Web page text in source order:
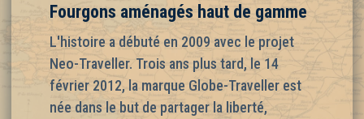
Fourgons aménagés haut de gamme
L'histoire a débuté en 2009 avec le projet
Neo-Traveller. Trois ans plus tard, le 14
février 2012, la marque Globe-Traveller est
née dans le but de partager la liberté,